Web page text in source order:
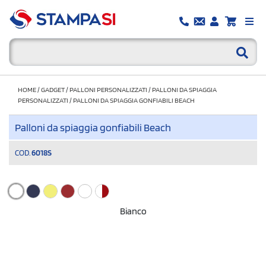
HOME/GADGET/PALLONI PERSONALIZZATI /PALLONI DA SPIAGGIA
PERSONALIZZATI /PALLONI DA SPIAGGIA GONFIABILI BEACH
Palloni da spiaggia gonfiabili Beach
COD. 6018S
Bianco